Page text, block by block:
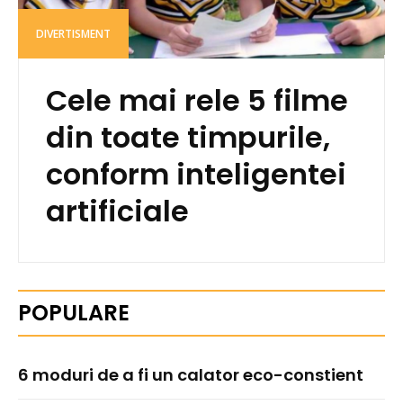
DIVERTISMENT
Cele mai rele 5 filme
din toate timpurile,
conform inteligentei
artificiale
POPULARE
6 moduri de a fi un calator eco-constient